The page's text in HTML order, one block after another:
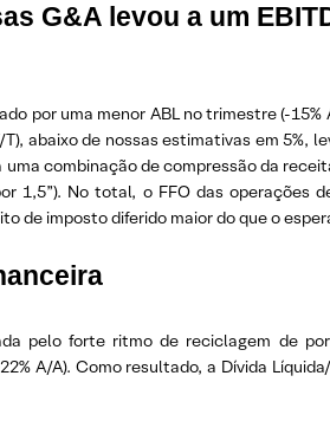
G&A levou a um
por uma menor ABL no trimestre (-15%
abaixo de nossas estimativas em 5%,
combinação de compressão da
1,5”). No total, o FFO das operações
de imposto diferido maior do que o
pelo forte ritmo de reciclagem de
A/A). Como resultado, a Dívida